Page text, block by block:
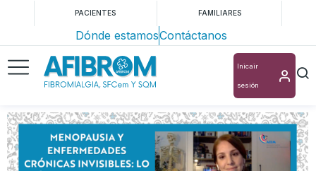
PACIENTES FAMILIARES
Dónde estamosContáctanos
Inicair
sesión